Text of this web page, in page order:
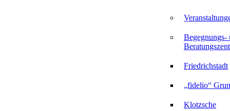
Begegnungs-
Friedrichstadt
„fidelio“
Klotzsche